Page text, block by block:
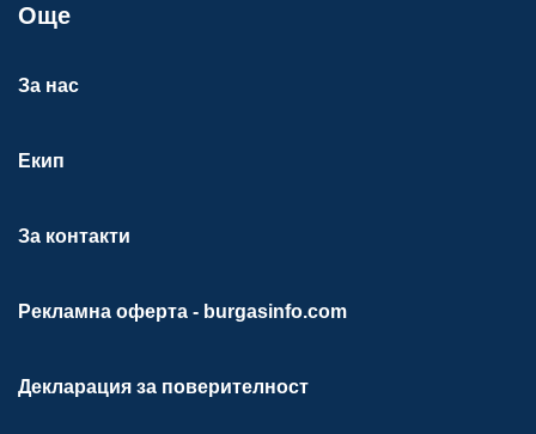
Още
За нас
Екип
За контакти
Рекламна оферта - burgasinfo.com
Декларация за поверителност